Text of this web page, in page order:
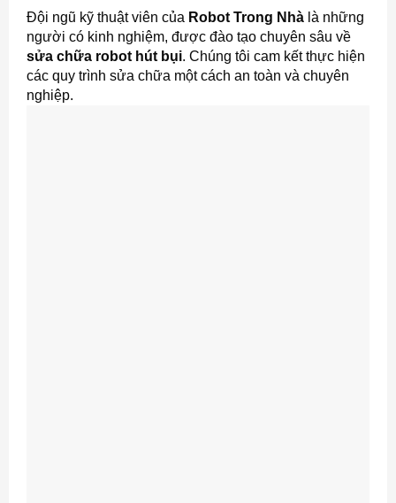
Đội ngũ kỹ thuật viên của Robot Trong Nhàlà những
người có kinh nghiệm, được đào tạo chuyên sâu về
sửa chữa robot hút bụi. Chúng tôi cam kết thực hiện
các quy trình sửa chữa một cách an toàn và chuyên
nghiệp.